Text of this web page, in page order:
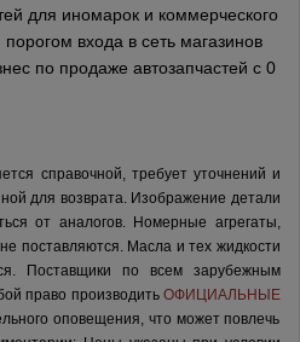
для иномарок и коммерческого
входа в сеть магазинов
по продаже автозапчастей с 0
справочной, требует уточнений и
для возврата. Изображение детали
от аналогов. Номерные агрегаты,
поставляются. Масла и тех жидкости
Поставщики по всем зарубежным
право производить ОФИЦИАЛЬНЫЕ
оповещения, что может повлечь